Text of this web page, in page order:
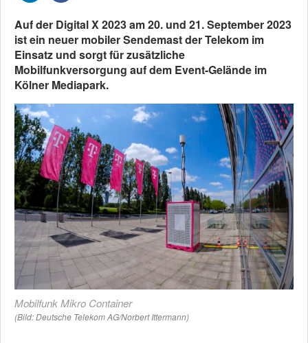
Auf der Digital X 2023 am 20. und 21. September 2023
ist ein neuer mobiler Sendemast der Telekom im
Einsatz und sorgt für zusätzliche
Mobilfunkversorgung auf dem Event-Gelände im
Kölner Mediapark.
Mobilfunk Mikro Container
(Bild: Deutsche Telekom AG/Norbert Ittermann)